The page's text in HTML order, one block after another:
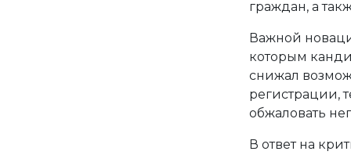
граждан, а
Важной
которым
снижал
регистрации,
обжаловать
В ответ на